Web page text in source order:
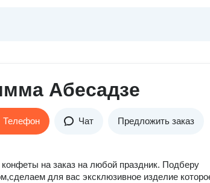
Абесадзе
Телефон Чат Предложить заказ
на заказ на любой праздник. Подберу
для вас эксклюзивное изделие